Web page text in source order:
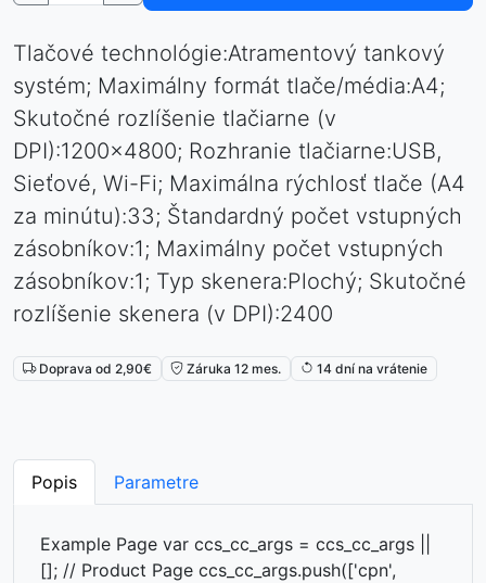
Tlačové technológie:Atramentový tankový
systém; Maximálny formát tlače/média:A4;
Skutočné rozlíšenie tlačiarne (v
DPI):1200x4800; Rozhranie tlačiarne:USB,
Sieťové, Wi-Fi; Maximálna rýchlosť tlače (A4
za minútu):33; Štandardný počet vstupných
zásobníkov:1; Maximálny počet vstupných
zásobníkov:1; Typ skenera:Plochý; Skutočné
rozlíšenie skenera (v DPI):2400
Doprava od 2,90€ Záruka 12 mes. 14 dní na vrátenie
Popis Parametre
Example Page var ccs_cc_args = ccs_cc_args ||
[]; // Product Page ccs_cc_args.push(['cpn',